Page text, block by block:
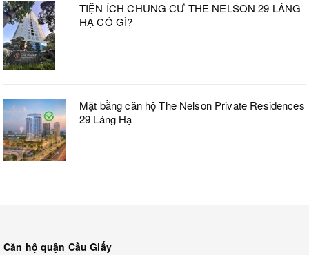
TIỆN ÍCH CHUNG CƯ THE NELSON 29 LÁNG
HẠ CÓ GÌ?
Mặt bằng căn hộ The Nelson Private Residences
29 Láng Hạ
Căn hộ quận Cầu Giấy